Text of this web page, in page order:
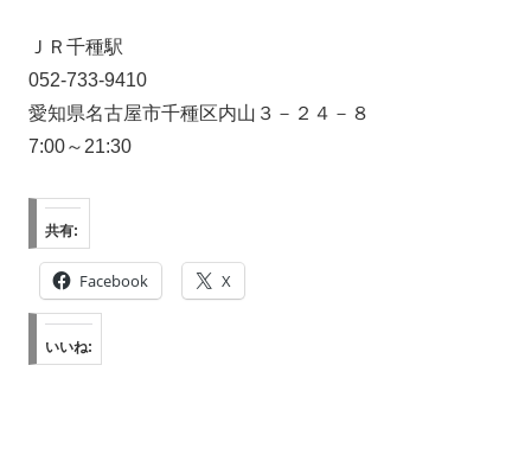
ＪＲ千種駅
052-733-9410
愛知県名古屋市千種区内山３－２４－８
7:00～21:30
共有:
Facebook X
いいね: